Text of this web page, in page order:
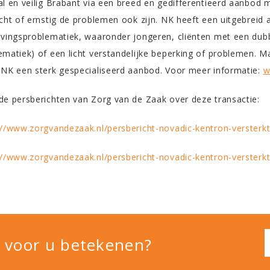
en veilig Brabant via een breed en gedifferentieerd aanbod
of ernstig de problemen ook zijn. NK heeft een uitgebreid
waaronder jongeren, cliënten met een
of een licht verstandelijke beperking of problemen.
een sterk gespecialiseerd aanbod. Voor meer informatie:
persberichten van Zorg van de Zaak over deze transactie:
www.zorgvandezaak.nl/persbericht-novadic-kentron-
www.zorgvandezaak.nl/persbericht-novadic-kentron-
u betekenen?